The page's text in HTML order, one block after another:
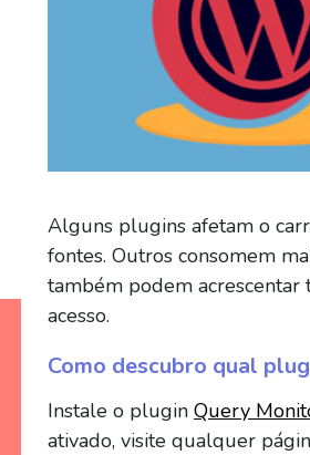
Alguns plugins afetam o
fontes. Outros consomem
também podem acrescentar
acesso.
Como descubro qual
Instale o plugin Query
ativado, visite qualquer